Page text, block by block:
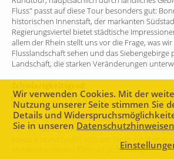
Fluss" passt auf diese Tour besonders gut:
historischen Innenstaft, der markanten
Regierungsviertel bietet städtische
allem der Rhein stellt uns vor die Frage, was
Flusslandschaft sehen und das Siebengebirge
Landschaft, die starken Veränderungen
anspruchsvoll 6–9 Std 300 Höhenmeter
Anspruchsvoll. In den Stadtbereichen ist
Fahren wichtig. Die Auffahrt ins Siebengebirge
etwas anspruchsvoll, von der Steigung aber
nichtmotorisierten Fahrrad zu bewältigen
Wir verwenden Cookies. Mit der
Nutzung unserer Seite stimmen Sie
Details und
Sie in unseren Datenschutzhinweisen